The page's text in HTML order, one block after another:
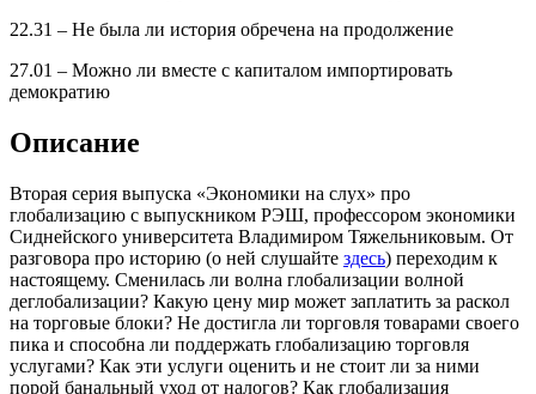
22.31 – Не была ли история обречена на продолжение
27.01 – Можно ли вместе с капиталом импортировать
демократию
Описание
Вторая серия выпуска «Экономики на слух» про
глобализацию с выпускником РЭШ, профессором экономики
Сиднейского университета Владимиром Тяжельниковым. От
разговора про историю (о ней слушайте здесь) переходим к
настоящему. Сменилась ли волна глобализации волной
деглобализации? Какую цену мир может заплатить за раскол
на торговые блоки? Не достигла ли торговля товарами своего
пика и способна ли поддержать глобализацию торговля
услугами? Как эти услуги оценить и не стоит ли за ними
порой банальный уход от налогов? Как глобализация